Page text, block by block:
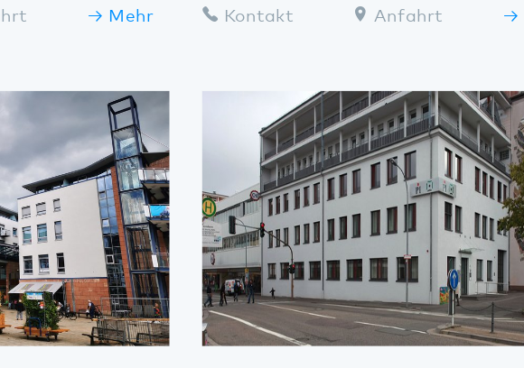
Mehr
Pirmasens - Tagesklinik für
Kinder und Jugendliche